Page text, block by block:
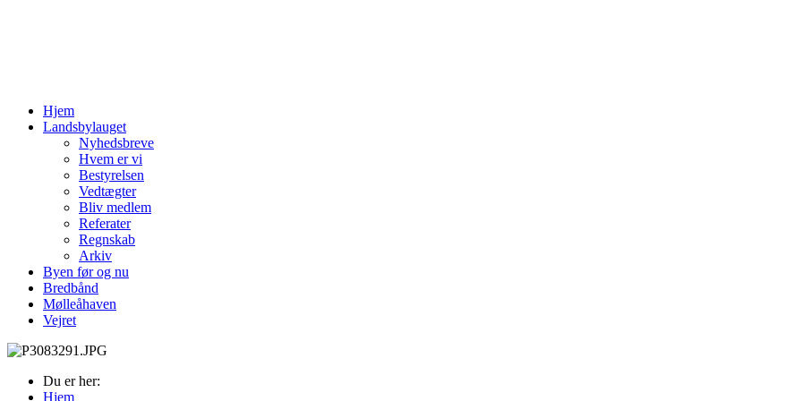
Hjem
Landsbylauget
Nyhedsbreve
Hvem er vi
Bestyrelsen
Vedtægter
Bliv medlem
Referater
Regnskab
Arkiv
Byen før og nu
Bredbånd
Mølleåhaven
Vejret
Du er her:
Hjem